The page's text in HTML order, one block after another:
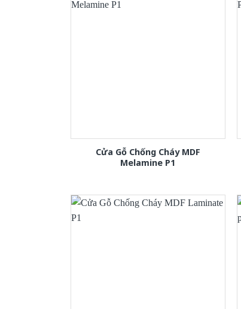
Cửa Gỗ Chống Cháy MDF
Melamine P1